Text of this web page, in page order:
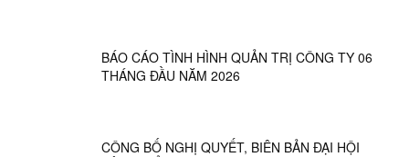
BÁO CÁO TÌNH HÌNH QUẢN TRỊ CÔNG TY 06
THÁNG ĐẦU NĂM 2026
CÔNG BỐ NGHỊ QUYẾT, BIÊN BẢN ĐẠI HỘI